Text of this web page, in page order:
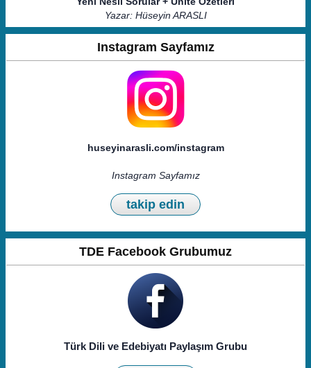
Yazar: Hüseyin ARASLI
Instagram Sayfamız
huseyinarasli.com/instagram
Instagram Sayfamız
takip edin
TDE Facebook Grubumuz
Türk Dili ve Edebiyatı Paylaşım Grubu